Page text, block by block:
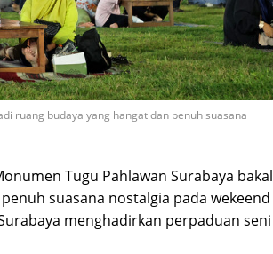
ruang budaya yang hangat dan penuh suasana
Tugu Pahlawan Surabaya bakal
suasana nostalgia pada wekeend
menghadirkan perpaduan seni